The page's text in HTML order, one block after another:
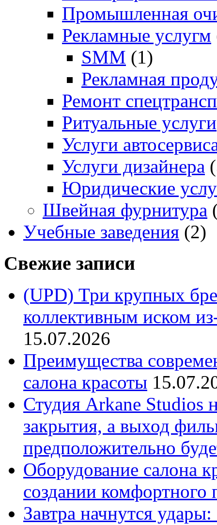
Промышленная
Рекламные услугм
SMM (1)
Рекламная
Ремонт
Ритуальные услуги
Услуги
Услуги дизайнера
Юридические
Швейная фурнитура
Учебные заведения (2)
Свежие записи
(UPD) Три крупных
коллективным иском
15.07.2026
Преимущества
салона красоты
Студия Arkane Studios
закрытия, а выход
предположительно
Оборудование салона
создании комфортного
Завтра начнутся